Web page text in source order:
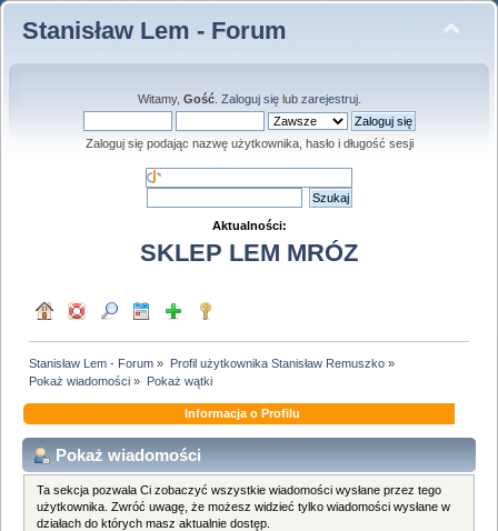
Stanisław Lem - Forum
Witamy, Gość. Zaloguj sięlub zarejestruj.
Zaloguj się podając nazwę użytkownika, hasło i długość sesji
Aktualności:
SKLEP LEM MRÓZ
Stanisław Lem - Forum » Profil użytkownika Stanisław Remuszko»
Pokaż wiadomości » Pokaż wątki
Informacja o Profilu
Pokaż wiadomości
Ta sekcja pozwala Ci zobaczyć wszystkie wiadomości wysłane przez tego
użytkownika. Zwróć uwagę, że możesz widzieć tylko wiadomości wysłane w
działach do których masz aktualnie dostęp.